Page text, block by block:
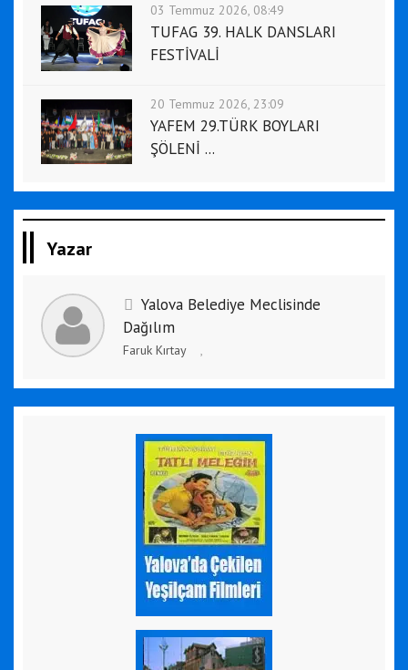
03 Temmuz 2026, 08:49
TUFAG 39. HALK DANSLARI
FESTİVALİ
20 Temmuz 2026, 23:09
YAFEM 29.TÜRK BOYLARI
ŞÖLENİ ...
Yazar
Yalova Belediye Meclisinde
Dağılım
Faruk Kırtay ,